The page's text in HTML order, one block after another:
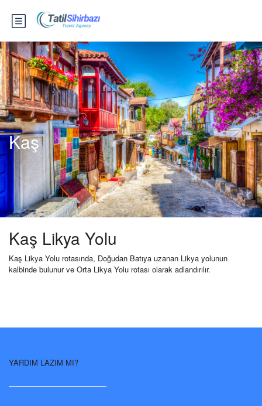
Kaş
Kaş Likya Yolu
Kaş Likya Yolu rotasında, Doğudan Batıya uzanan Likya yolunun
kalbinde bulunur ve Orta Likya Yolu rotası olarak adlandırılır.
YARDIM LAZIM MI?